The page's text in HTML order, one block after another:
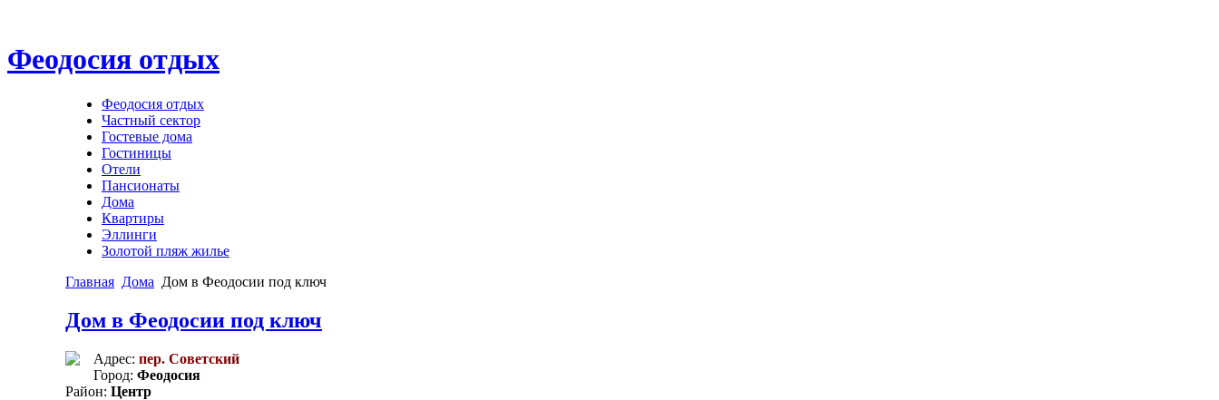
Феодосия отдых
Феодосия отдых
Частный сектор
Гостевые дома
Гостиницы
Отели
Пансионаты
Дома
Квартиры
Эллинги
Золотой пляж жилье
Главная Дома Дом в Феодосии под ключ
Дом в Феодосии под ключ
Адрес: пер. Советский
Город: Феодосия
Район: Центр